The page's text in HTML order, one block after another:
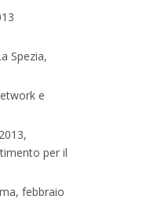
Spezia,
e
per il
febbraio